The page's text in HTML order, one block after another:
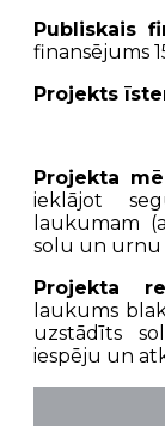
Publiskais
finansējums
Projekts
Projekta
ieklājot
laukumam
solu un urnu
Projekta
laukums
uzstādīts
iespēju un